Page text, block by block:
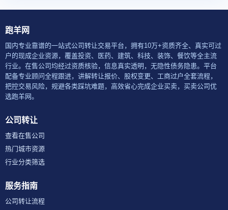
跑羊网
国内专业靠谱的一站式公司转让交易平台，拥有10万+资质齐全、真实可过
户的现成企业资源，覆盖投资、医药、建筑、科技、装饰、餐饮等全主流
行业。在售公司均经过资质核验，信息真实透明，无隐性债务隐患。平台
配备专业顾问全程跟进，讲解转让报价、股权变更、工商过户全套流程，
把控交易风险，规避各类踩坑难题，高效省心完成企业买卖，买卖公司优
选跑羊网。
公司转让
查看在售公司
热门城市资源
行业分类筛选
服务指南
公司转让流程